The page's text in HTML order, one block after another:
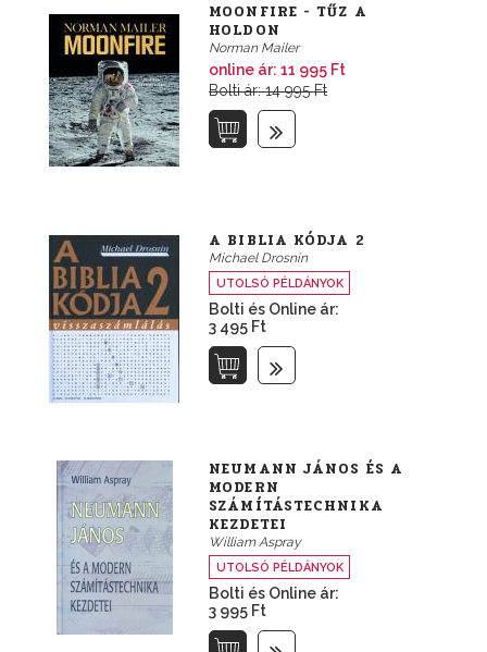
MOONFIRE - TŰZ A
HOLDON
Norman Mailer
online ár:11 995 Ft
Bolti ár: 14 995 Ft
A BIBLIA KÓDJA 2
Michael Drosnin
UTOLSÓ PÉLDÁNYOK
Bolti és Online ár:
3 495 Ft
NEUMANN JÁNOS ÉS A
MODERN
SZÁMÍTÁSTECHNIKA
KEZDETEI
William Aspray
UTOLSÓ PÉLDÁNYOK
Bolti és Online ár:
3 995 Ft